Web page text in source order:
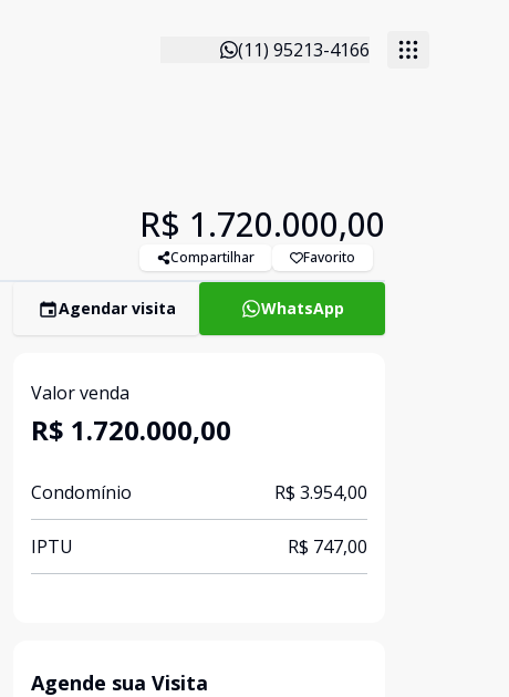
(11) 95213-4166
R$ 1.720.000,00
Compartilhar Favorito
Agendar visita WhatsApp
Valor venda
R$ 1.720.000,00
Condomínio R$ 3.954,00
IPTU R$ 747,00
Agende sua Visita